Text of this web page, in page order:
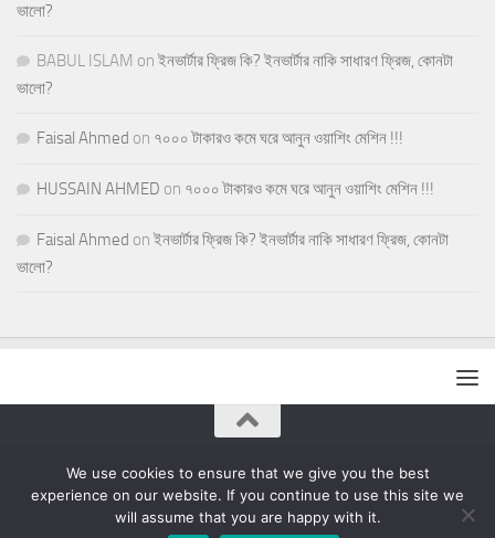
ভালো?
BABUL ISLAM on ইনভার্টার ফ্রিজ কি? ইনভার্টার নাকি সাধারণ ফ্রিজ, কোনটা
ভালো?
Faisal Ahmed on ৭০০০ টাকারও কমে ঘরে আনুন ওয়াশিং মেশিন !!!
HUSSAIN AHMED on ৭০০০ টাকারও কমে ঘরে আনুন ওয়াশিং মেশিন !!!
Faisal Ahmed on ইনভার্টার ফ্রিজ কি? ইনভার্টার নাকি সাধারণ ফ্রিজ, কোনটা
ভালো?
ব্লু কাইট © 2026. All Rights Reserved.
We use cookies to ensure that we give you the best
experience on our website. If you continue to use this site we
will assume that you are happy with it.